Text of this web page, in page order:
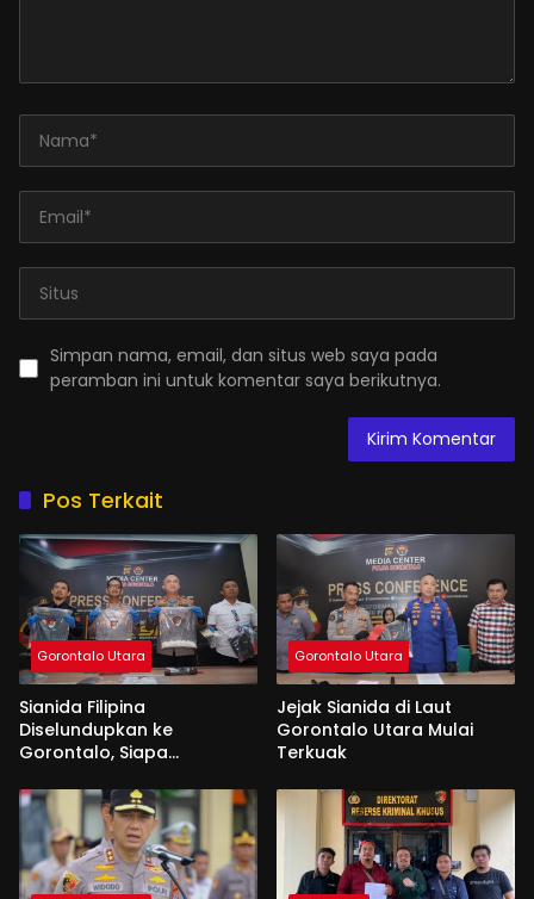
Simpan nama, email, dan situs web saya pada
peramban ini untuk komentar saya berikutnya.
Pos Terkait
Gorontalo Utara
Sianida Filipina
Diselundupkan ke
Gorontalo, Siapa
Gorontalo Utara
Jejak Sianida di Laut
Gorontalo Utara Mulai
Terkuak